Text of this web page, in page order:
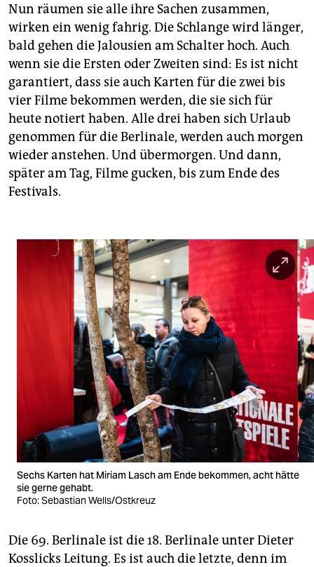
Nun räumen sie alle ihre Sachen zusammen,
wirken ein wenig fahrig. Die Schlange wird länger,
bald gehen die Jalousien am Schalter hoch. Auch
wenn sie die Ersten oder Zweiten sind: Es ist nicht
garantiert, dass sie auch Karten für die zwei bis
vier Filme bekommen werden, die sie sich für
heute notiert haben. Alle drei haben sich Urlaub
genommen für die Berlinale, werden auch morgen
wieder anstehen. Und übermorgen. Und dann,
später am Tag, Filme gucken, bis zum Ende des
Festivals.
Sechs Karten hat Miriam Lasch am Ende bekommen, acht hätte
sie gerne gehabt.
Foto: Sebastian Wells/Ostkreuz
Die 69. Berlinale ist die 18. Berlinale unter Dieter
Kosslicks Leitung. Es ist auch die letzte, denn im